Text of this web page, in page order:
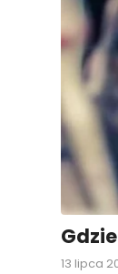
13 lipca